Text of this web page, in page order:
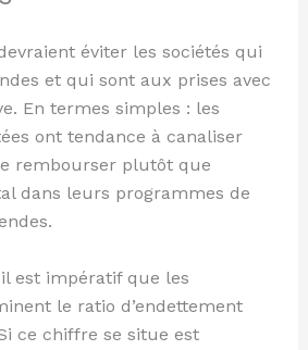
éviter les sociétés qui
et qui sont aux prises avec
En termes simples : les
ont tendance à canaliser
rembourser plutôt que
dans leurs programmes de
est impératif que les
le ratio d’endettement
ce chiffre se situe est